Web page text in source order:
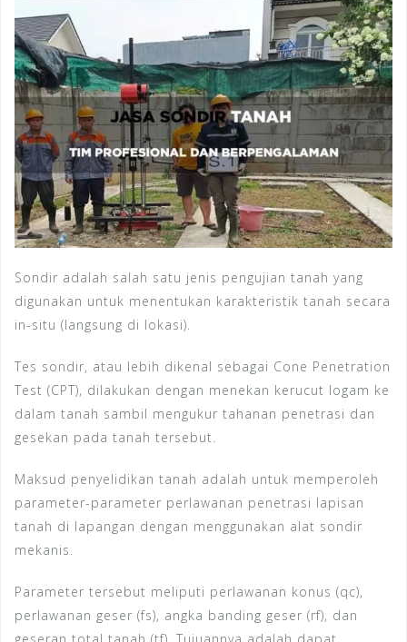
Sondir adalah salah satu jenis pengujian tanah yang
digunakan untuk menentukan karakteristik tanah secara
in-situ (langsung di lokasi).
Tes sondir, atau lebih dikenal sebagai Cone Penetration
Test (CPT), dilakukan dengan menekan kerucut logam ke
dalam tanah sambil mengukur tahanan penetrasi dan
gesekan pada tanah tersebut.
Maksud penyelidikan tanah adalah untuk memperoleh
parameter-parameter perlawanan penetrasi lapisan
tanah di lapangan dengan menggunakan alat sondir
mekanis.
Parameter tersebut meliputi perlawanan konus (qc),
perlawanan geser (fs), angka banding geser (rf), dan